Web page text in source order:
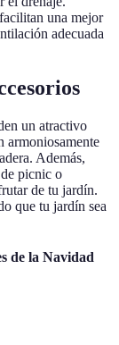
una mejor
adecuada
un atractivo
armoniosamente
Además,
picnic o
de tu jardín.
que tu jardín sea
de la Navidad